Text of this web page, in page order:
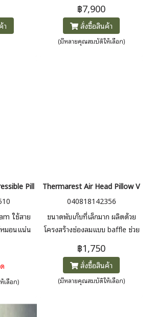
า
สร้างที่ล้ำสมัย Triangular Core
Matrix™ ที่ผสานเข้ากับ
เทคโนโลยี ThermaCapture™ ที่
฿7,900
สั่งซื้อสินค้า
(มีหลายคุณสมบัติให้เลือก)
Pillow Cinch หมอนเดินป่า แคมป์ปิ้ง
ใช้สาย
มอนแน่น
ที่ยวและ
เลือก)
Thermarest Air Head Pillow V2 ห
040818142356
ขนาดพับเก็บที่เล็กมาก ผลิตด้วย
โครงสร้างช่องลมแบบ baffle ช่วย
ผ้า polyester ด้านนอก ให้ผิว
สัมผัสที่นุ่มนวล
฿1,750
สั่งซื้อสินค้า
(มีหลายคุณสมบัติให้เลือก)